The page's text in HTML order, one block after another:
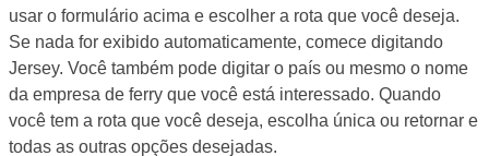
usar o formulário acima e escolher a rota que você deseja.
Se nada for exibido automaticamente, comece digitando
Jersey. Você também pode digitar o país ou mesmo o nome
da empresa de ferry que você está interessado. Quando
você tem a rota que você deseja, escolha única ou retornar e
todas as outras opções desejadas.